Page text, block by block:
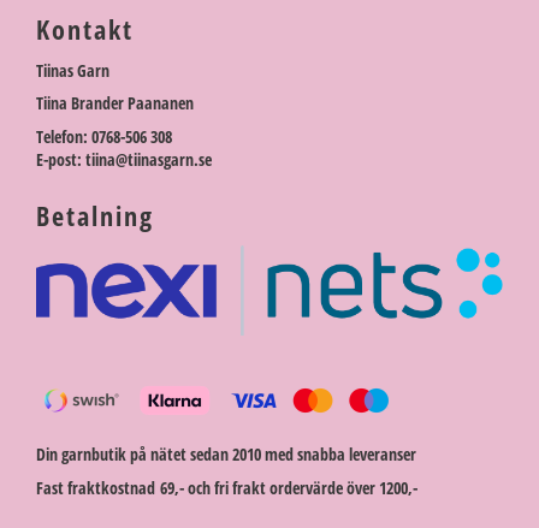
Kontakt
Tiinas Garn
Tiina Brander Paananen
Telefon: 0768-506 308
E-post: tiina@tiinasgarn.se
Betalning
Din garnbutik på nätet sedan 2010 med snabba leveranser
Fast fraktkostnad 69,- och fri frakt ordervärde över 1200,-